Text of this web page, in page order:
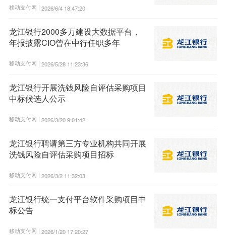
移动支付网 | 2026/6/4 18:47:20
龙江银行2000多万建设大数据平台，
年报披露CIO曾在中行任职多年
移动支付网 | 2026/5/28 11:23:36
龙江银行开展洗钱风险自评估采购项目
中标候选人公示
移动支付网 | 2026/3/20 9:01:42
龙江银行聘请第三方专业机构共同开展
洗钱风险自评估采购项目招标
移动支付网 | 2026/3/2 11:32:03
龙江银行统一支付平台软件采购项目中
标公告
移动支付网 | 2026/1/20 17:20:27